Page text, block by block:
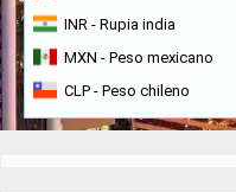
INR - Rupia india
MXN - Peso mexicano
CLP - Peso chileno